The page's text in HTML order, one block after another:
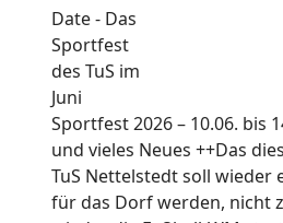
Sportfest 2026 – 10.06. bis
und vieles Neues ++Das
TuS Nettelstedt soll
für das Dorf werden, nicht